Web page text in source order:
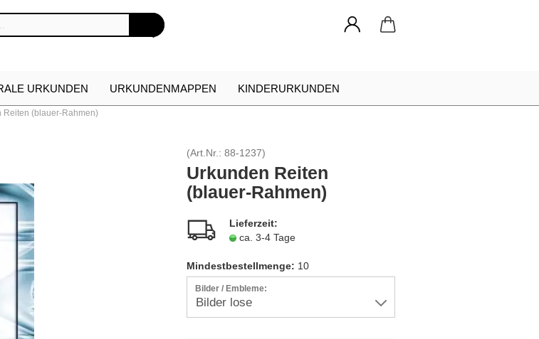
URKUNDEN URKUNDENMAPPEN KINDERURKUNDEN
Reiten (blauer-Rahmen)
(Art.Nr.: 88-1237)
Urkunden Reiten
(blauer-Rahmen)
Lieferzeit:
ca. 3-4 Tage
Mindestbestellmenge: 10
Bilder / Embleme: